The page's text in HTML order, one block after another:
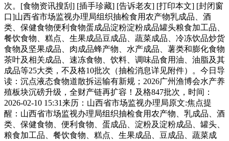
次。[食物资讯搜刮] [插手珍藏] [告诉老友] [打印本文] [封闭窗
口]山西省市场监视办理局组织抽检食用农产物乳成品、酒
类、保健食物便利食物蛋成品淀粉淀粉成品罐头粮食加工品、
餐饮食物、糕点、生果成品豆成品、蔬菜成品、冷冻饮品炒货
食物及坚果成品、肉成品蜂产物、水产成品、薯类和膨化食物
茶叶及相关成品、速冻食物、饮料、调味品食用油、油脂及其
成品等25大类，不及格10批次（抽检消息详见附件）。今日导
读：沉点液态食物道散拆运输有新规；2026广州渔博会水产养
殖板块沉磅升级，全财产链再扩容！及格847批次，时间：
2026-02-10 15:31来历：山西省市场监视办理局原文:焦点提
醒：山西省市场监视办理局组织抽检食用农产物、乳成品、酒
类、保健食物、便利食物、蛋成品、淀粉及淀粉成品、罐头、
粮食加工品、餐饮食物、糕点、生果成品、豆成品、蔬菜成